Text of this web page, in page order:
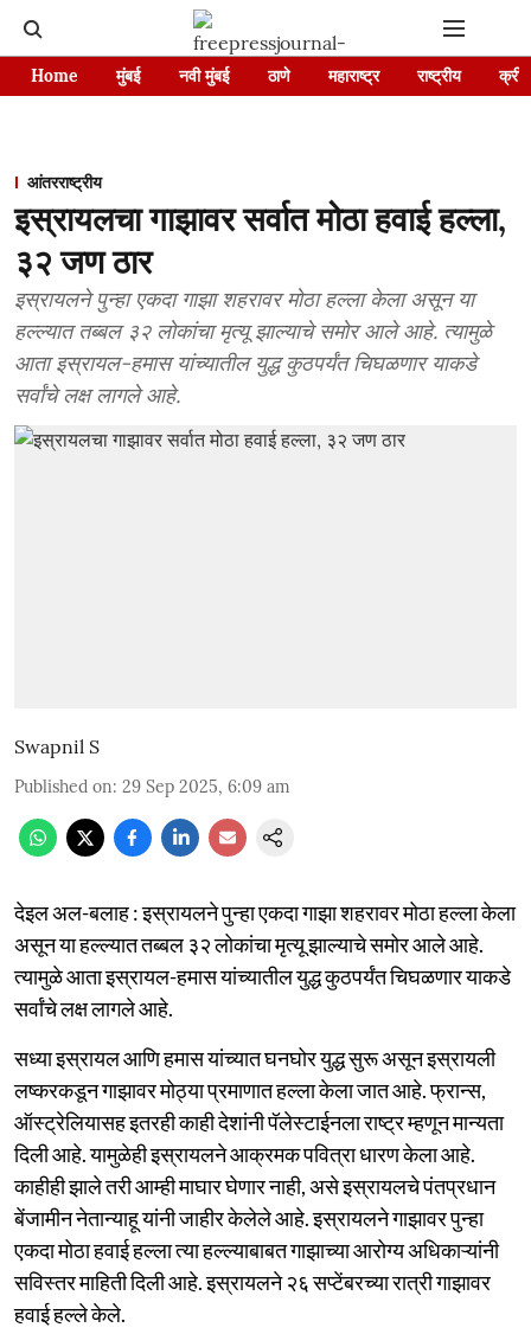
Home मुंबई नवी मुंबई ठाणे महाराष्ट्र राष्ट्रीय
आंतरराष्ट्रीय
इस्रायलचा गाझावर सर्वात मोठा हवाई हल्ला,
३२ जण ठार
इस्रायलने पुन्हा एकदा गाझा शहरावर मोठा हल्ला केला असून या
हल्ल्यात तब्बल ३२ लोकांचा मृत्यू झाल्याचे समोर आले आहे. त्यामुळे
आता इस्रायल-हमास यांच्यातील युद्ध कुठपर्यंत चिघळणार याकडे
सर्वांचे लक्ष लागले आहे.
Swapnil S
Published on: 29 Sep 2025, 6:09 am
देइल अल-बलाह : इस्रायलने पुन्हा एकदा गाझा शहरावर मोठा हल्ला केला
असून या हल्ल्यात तब्बल ३२ लोकांचा मृत्यू झाल्याचे समोर आले आहे.
त्यामुळे आता इस्रायल-हमास यांच्यातील युद्ध कुठपर्यंत चिघळणार याकडे
सर्वांचे लक्ष लागले आहे.
सध्या इस्रायल आणि हमास यांच्यात घनघोर युद्ध सुरू असून इस्रायली
लष्करकडून गाझावर मोठ्या प्रमाणात हल्ला केला जात आहे. फ्रान्स,
ऑस्ट्रेलियासह इतरही काही देशांनी पॅलेस्टाईनला राष्ट्र म्हणून मान्यता
दिली आहे. यामुळेही इस्रायलने आक्रमक पवित्रा धारण केला आहे.
काहीही झाले तरी आम्ही माघार घेणार नाही, असे इस्रायलचे पंतप्रधान
बेंजामीन नेतान्याहू यांनी जाहीर केलेले आहे. इस्रायलने गाझावर पुन्हा
एकदा मोठा हवाई हल्ला त्या हल्ल्याबाबत गाझाच्या आरोग्य अधिकाऱ्यांनी
सविस्तर माहिती दिली आहे. इस्रायलने २६ सप्टेंबरच्या रात्री गाझावर
हवाई हल्ले केले.